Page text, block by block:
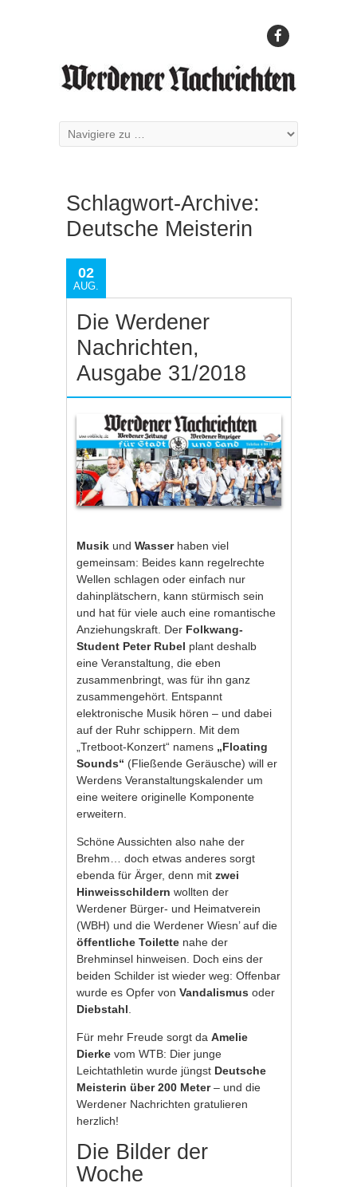
Schlagwort-Archive:
Deutsche Meisterin
02
AUG.
Die Werdener
Nachrichten,
Ausgabe 31/2018
Musik undWasserhaben viel
gemeinsam: Beides kann regelrechte
Wellen schlagen oder einfach nur
dahinplätschern, kann stürmisch sein
und hat für viele auch eine romantische
Anziehungskraft. Der Folkwang-
Student Peter Rubel plant deshalb
eine Veranstaltung, die eben
zusammenbringt, was für ihn ganz
zusammengehört. Entspannt
elektronische Musik hören – und dabei
auf der Ruhr schippern. Mit dem
„Tretboot-Konzert“ namens „Floating
Sounds“ (Fließende Geräusche) will er
Werdens Veranstaltungskalender um
eine weitere originelle Komponente
erweitern.
Schöne Aussichten also nahe der
Brehm… doch etwas anderes sorgt
ebenda für Ärger, denn mitzwei
Hinweisschildern wollten der
Werdener Bürger- und Heimatverein
(WBH) und die Werdener Wiesn’ auf die
öffentliche Toilette nahe der
Brehminsel hinweisen. Doch eins der
beiden Schilder ist wieder weg: Offenbar
wurde es Opfer vonVandalismus oder
Diebstahl
Für mehr Freude sorgt daAmelie
Dierke vom WTB: Dier junge
Leichtathletin wurde jüngst Deutsche
Meisterin über 200 Meter– und die
Werdener Nachrichten gratulieren
herzlich!
Die Bilder der
Woche